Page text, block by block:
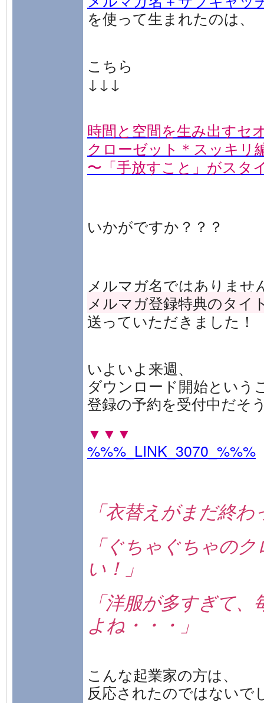
を使って生まれたのは、
こちら
↓↓↓
時間と空間を生み出すセ
クローゼット＊スッキリ
〜「手放すこと」がスタ
いかがですか？？？
メルマガ名ではありませ
メルマガ登録特典のタイ
送っていただきました！
いよいよ来週、
ダウンロード開始という
登録の予約を受付中だそ
▼▼▼
%%%_LINK_3070_%%%
「衣替えがまだ終
「ぐちゃぐちゃの
い！」
「洋服が多すぎて
よね・・・」
こんな起業家の方は、
反応されたのではないで